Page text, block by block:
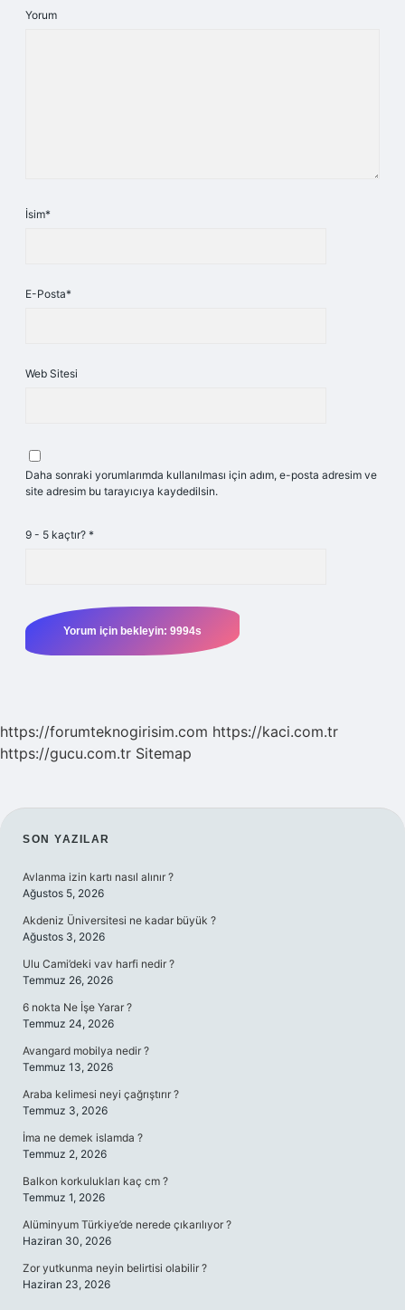
Yorum
İsim*
E-Posta*
Web Sitesi
Daha sonraki yorumlarımda kullanılması için adım, e-posta adresim ve
site adresim bu tarayıcıya kaydedilsin.
9 - 5 kaçtır? *
https://forumteknogirisim.com https://kaci.com.tr
https://gucu.com.tr Sitemap
SIDEBAR
SON YAZILAR
Avlanma izin kartı nasıl alınır ?
Ağustos 5, 2026
Akdeniz Üniversitesi ne kadar büyük ?
Ağustos 3, 2026
Ulu Cami’deki vav harfi nedir ?
Temmuz 26, 2026
6 nokta Ne İşe Yarar ?
Temmuz 24, 2026
Avangard mobilya nedir ?
Temmuz 13, 2026
Araba kelimesi neyi çağrıştırır ?
Temmuz 3, 2026
İma ne demek islamda ?
Temmuz 2, 2026
Balkon korkulukları kaç cm ?
Temmuz 1, 2026
Alüminyum Türkiye’de nerede çıkarılıyor ?
Haziran 30, 2026
Zor yutkunma neyin belirtisi olabilir ?
Haziran 23, 2026